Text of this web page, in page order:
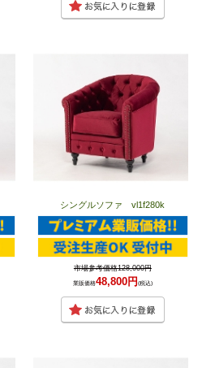
シングルソファ vl1f280k
市場参考価格128,000円
業販価格48,800円 (税込)